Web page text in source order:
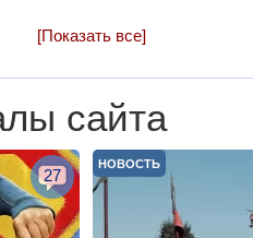
[Показать все]
сайта
27
НОВОСТЬ